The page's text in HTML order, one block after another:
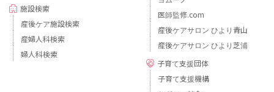
施設検索
産後ケア施設検索
産婦人科検索
婦人科検索
医師監修.com
産後ケアサロン ひより青山
産後ケアサロン ひより芝浦
子育て支援団体
子育て支援機構